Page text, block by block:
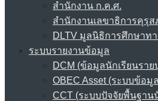
สำนักงาน ก.ค.ศ.
สำนักงานเลขาธิการคุรุส
DLTV มูลนิธิการศึกษาท
ระบบรายงานข้อมูล
DCM (ข้อมูลนักเรียนรา
OBEC Asset (ระบบข้อ
CCT (ระบบปัจจัยพื้นฐาน